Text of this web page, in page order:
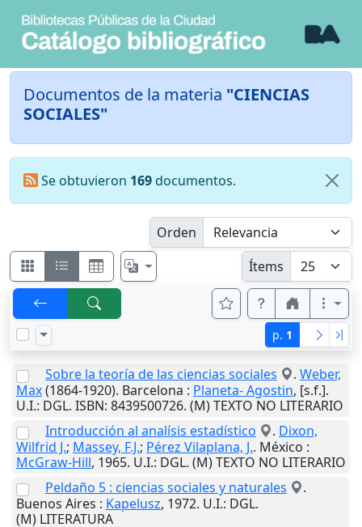
Documentos de la materia "CIENCIAS
SOCIALES"
Se obtuvieron 169documentos.
Orden
Ítems
p. 1
Sobre la teoría de las ciencias sociales . Weber,
Max(1864-1920). Barcelona : Planeta- Agostin, [s.f.].
U.I.: DGL. ISBN: 8439500726. (M) TEXTO NO LITERARIO
Introducción al analísis estadístico
. Dixon,
Wilfrid J.; Massey, F.J.; Pérez Vilaplana, J.. México :
McGraw-Hill, 1965. U.I.: DGL. (M) TEXTO NO LITERARIO
Peldaño 5 : ciencias sociales y naturales
.
Buenos Aires : Kapelusz, 1972. U.I.: DGL.
(M) LITERATURA